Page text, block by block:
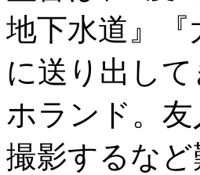
地下水道』
に送り出し
ホランド。
撮影するな